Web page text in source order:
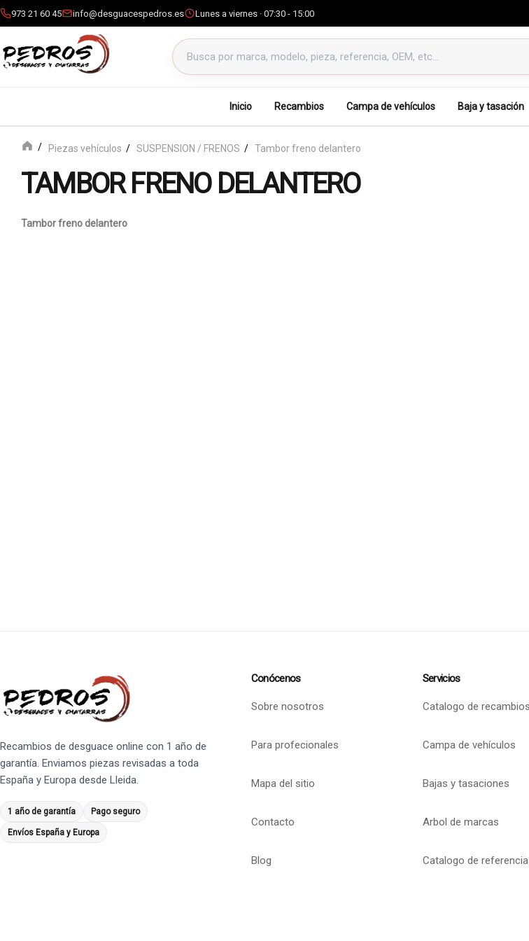
973 21 60 45 info@desguacespedros.es Lunes a viernes · 07:30 - 15:00
Buscar productos
Inicio Recambios Campa de vehículos Baja y tasación
Piezas vehículos SUSPENSION / FRENOS Tambor freno delantero
TAMBOR FRENO DELANTERO
Tambor freno delantero
Recambios de desguace online con 1 año de
garantía. Enviamos piezas revisadas a toda
España y Europa desde Lleida.
1 año de garantía Pago seguro
Envíos España y Europa
Conócenos
Sobre nosotros
Para profecionales
Mapa del sitio
Contacto
Blog
Servicios
Catalogo de recambios
Campa de vehículos
Bajas y tasaciones
Arbol de marcas
Catalogo de